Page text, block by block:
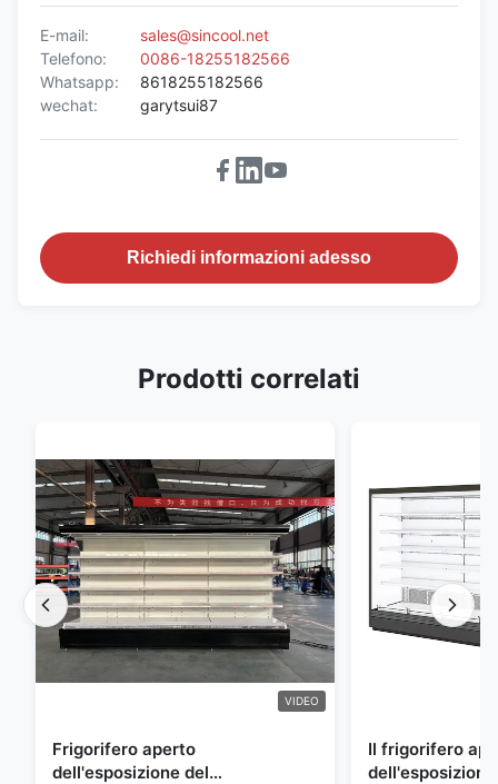
E-mail:
sales@sincool.net
Telefono:
0086-18255182566
Whatsapp:
8618255182566
wechat:
garytsui87
Richiedi informazioni adesso
Prodotti correlati
VIDEO
Frigorifero aperto
dell'esposizione del
Il frigorifero